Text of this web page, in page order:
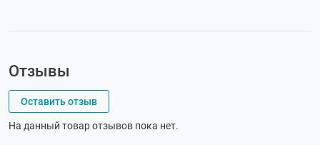
Отзывы
Оставить отзыв
На данный товар отзывов пока нет.